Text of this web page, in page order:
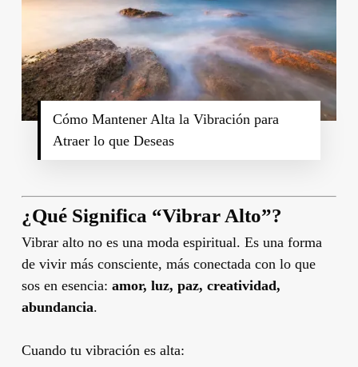
Cómo Mantener Alta la Vibración para
Atraer lo que Deseas
¿Qué Significa “Vibrar Alto”?
Vibrar alto no es una moda espiritual. Es una forma
de vivir más consciente, más conectada con lo que
sos en esencia: amor, luz, paz, creatividad,
abundancia.
Cuando tu vibración es alta: